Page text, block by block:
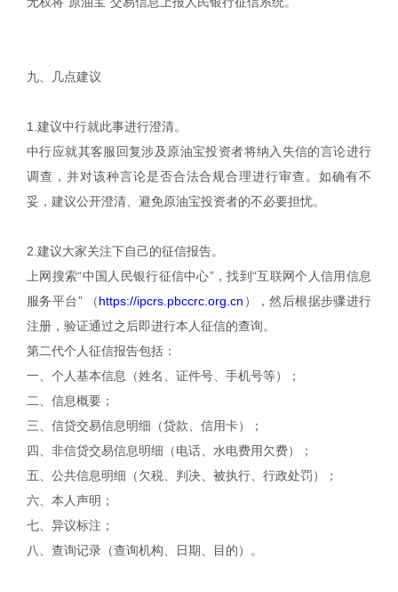
九、几点建议
1.建议中行就此事进行澄清。
中行应就其客服回复涉及原油宝投资者将纳入失信的言论进行
调查，并对该种言论是否合法合规合理进行审查。如确有不
妥，建议公开澄清、避免原油宝投资者的不必要担忧。
2.建议大家关注下自己的征信报告。
上网搜索“中国人民银行征信中心”，找到“互联网个人信用信息
服务平台”（https://ipcrs.pbccrc.org.cn ），然后根据步骤进行
注册，验证通过之后即进行本人征信的查询。
第二代个人征信报告包括：
一、个人基本信息（姓名、证件号、手机号等）；
二、信息概要；
三、信贷交易信息明细（贷款、信用卡）；
四、非信贷交易信息明细（电话、水电费用欠费）；
五、公共信息明细（欠税、判决、被执行、行政处罚）；
六、本人声明；
七、异议标注；
八、查询记录（查询机构、日期、目的）。